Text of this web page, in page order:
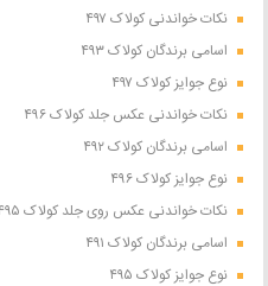
نکات خواندنی کولاک ۴۹۷
اسامی برندگان کولاک ۴۹۳
نوع جوایز کولاک ۴۹۷
نکات خواندنی عکس جلد کولاک ۴۹۶
اسامی برندگان کولاک ۴۹۲
نوع جوایز کولاک ۴۹۶
نکات خواندنی عکس روی جلد کولاک ۴۹۵
اسامی برندگان کولاک ۴۹۱
نوع جوایز کولاک ۴۹۵